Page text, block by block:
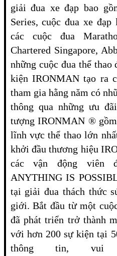
giải đua xe đạp bao
Series, cuộc đua xe
các cuộc đua
Chartered Singapore,
những cuộc đua thể
kiện IRONMAN tạo ra
tham gia hằng năm có
thông qua những ưu
tượng IRONMAN ®
lĩnh vực thể thao lớn
khởi đầu thương hiệu
các vận động viên
ANYTHING IS
tại giải đua thách thức
giới. Bắt đầu từ một
đã phát triển trở thành
với hơn 200 sự kiện tại
thông tin, vui